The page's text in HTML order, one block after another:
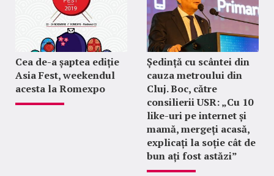
Cea de-a șaptea ediție
Asia Fest, weekendul
acesta la Romexpo
Ședință cu scântei din
cauza metroului din
Cluj. Boc, către
consilierii USR: „Cu 10
like-uri pe internet și
mamă, mergeți acasă,
explicați la soție cât de
bun ați fost astăzi”